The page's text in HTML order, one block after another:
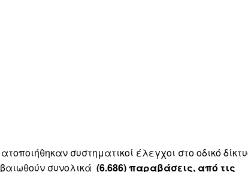
συστηματικοί έλεγχοι στο οδικό
συνολικά (6.686) παραβάσεις, από τις